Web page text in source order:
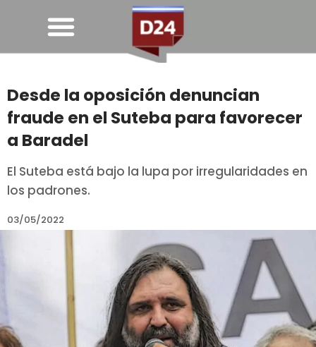
Desde la oposición denuncian
fraude en el Suteba para favorecer
a Baradel
El Suteba está bajo la lupa por irregularidades en
los padrones.
03/05/2022